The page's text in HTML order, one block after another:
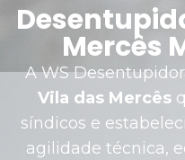
Mercês
A WS
Vila das Mercês
síndicos e
agilidade técnica,